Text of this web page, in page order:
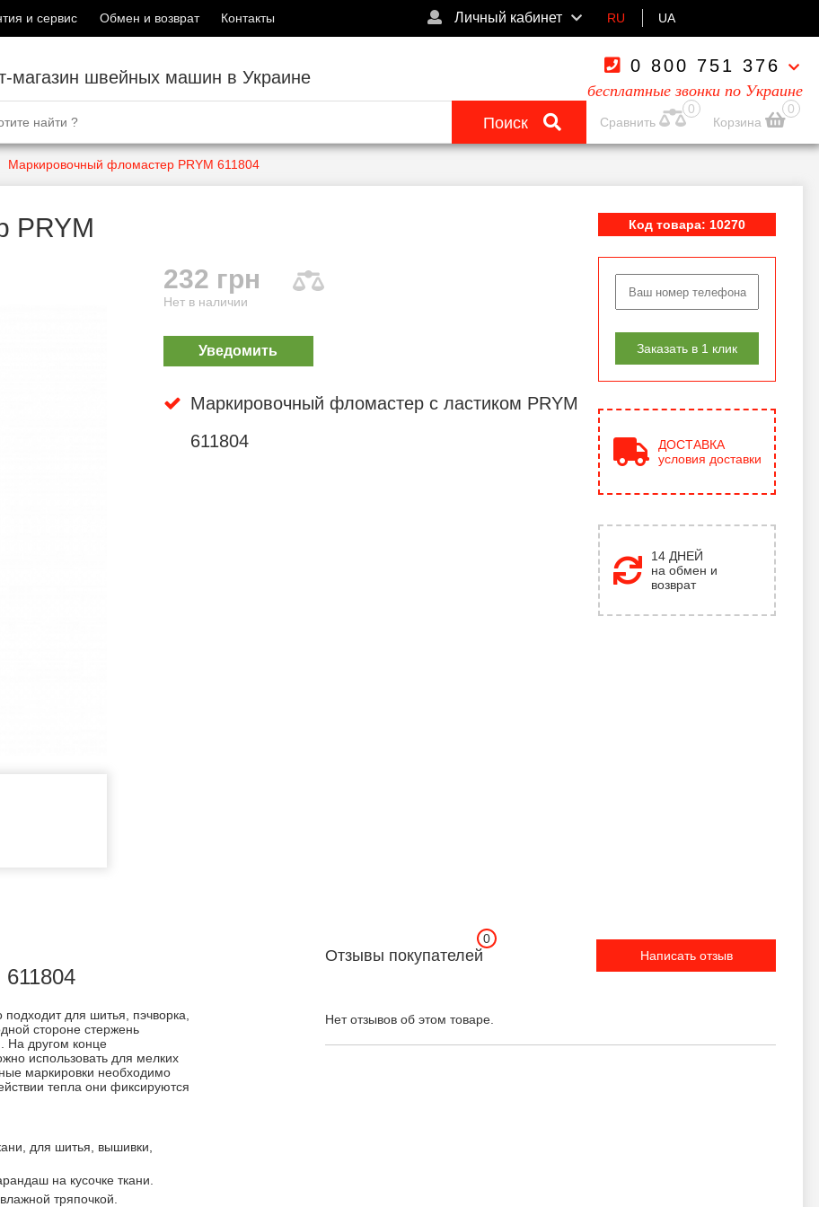
и сервис Обмен и возврат Контакты Личный кабинет RU UA
магазин швейных машин в Украине
0 800 751 376
бесплатные звонки по Украине
Поиск
0
Сравнить
0
Корзина
Маркировочный фломастер PRYM 611804
PRYM
232 грн
Нет в наличии
Уведомить
Маркировочный фломастер с ластиком PRYM
611804
Код товара: 10270
Заказать в 1 клик
ДОСТАВКА
условия доставки
14 ДНЕЙ
на обмен и
возврат
подходит для шитья, пэчворка,
стороне стержень
На другом конце
использовать для мелких
маркировки необходимо
тепла они фиксируются
для шитья, вышивки,
на кусочке ткани.
тряпочкой.
Отзывы покупателей
0
Написать отзыв
Нет отзывов об этом товаре.